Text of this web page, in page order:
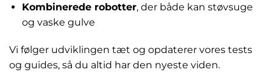
Kombinerede robotter, der både kan støvsuge
og vaske gulve
Vi følger udviklingen tæt og opdaterer vores tests
og guides, så du altid har den nyeste viden.